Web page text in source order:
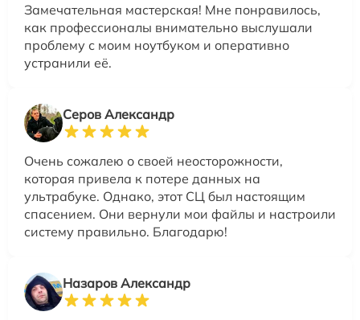
Замечательная мастерская! Мне понравилось,
как профессионалы внимательно выслушали
проблему с моим ноутбуком и оперативно
устранили её.
Серов Александр
Очень сожалею о своей неосторожности,
которая привела к потере данных на
ультрабуке. Однако, этот СЦ был настоящим
спасением. Они вернули мои файлы и настроили
систему правильно. Благодарю!
Назаров Александр